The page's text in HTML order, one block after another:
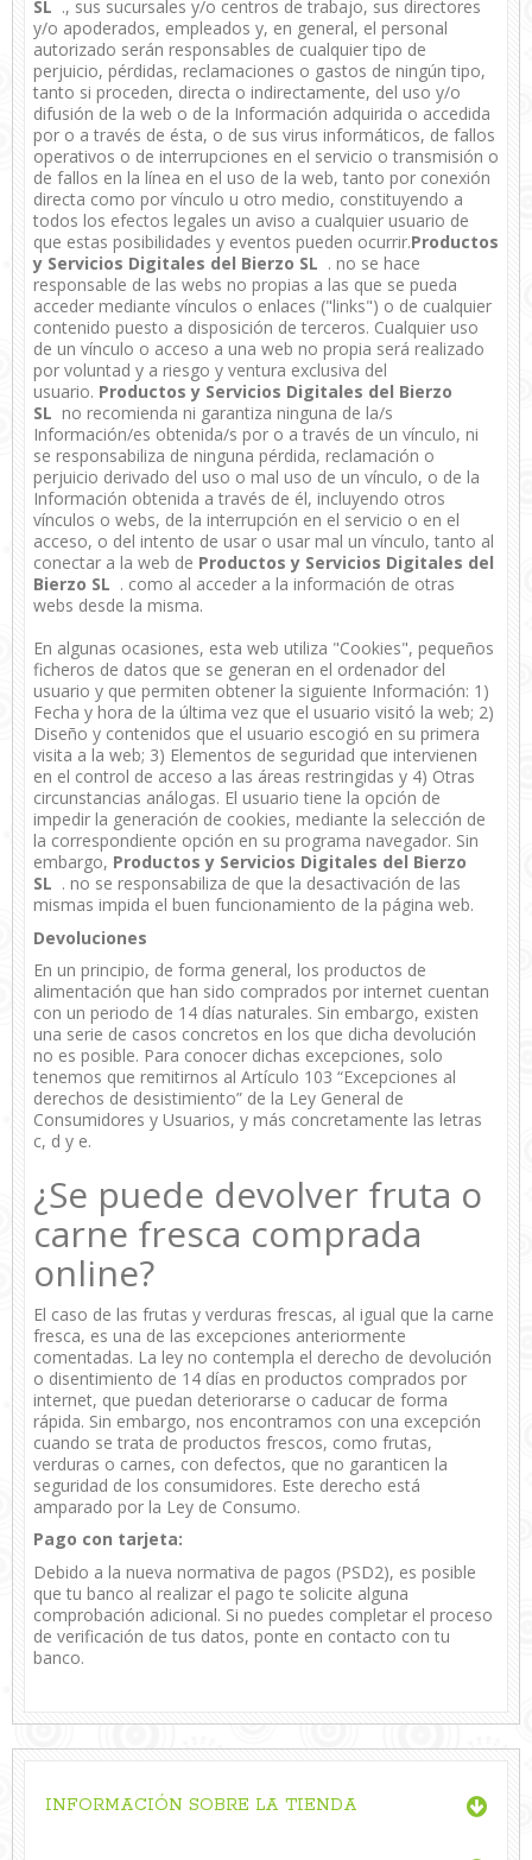
SL ., sus sucursales y/o centros de trabajo, sus directores
y/o apoderados, empleados y, en general, el personal
autorizado serán responsables de cualquier tipo de
perjuicio, pérdidas, reclamaciones o gastos de ningún tipo,
tanto si proceden, directa o indirectamente, del uso y/o
difusión de la web o de la Información adquirida o accedida
por o a través de ésta, o de sus virus informáticos, de fallos
operativos o de interrupciones en el servicio o transmisión o
de fallos en la línea en el uso de la web, tanto por conexión
directa como por vínculo u otro medio, constituyendo a
todos los efectos legales un aviso a cualquier usuario de
que estas posibilidades y eventos pueden ocurrir.Productos
y Servicios Digitales del Bierzo SL . no se hace
responsable de las webs no propias a las que se pueda
acceder mediante vínculos o enlaces ("links") o de cualquier
contenido puesto a disposición de terceros. Cualquier uso
de un vínculo o acceso a una web no propia será realizado
por voluntad y a riesgo y ventura exclusiva del
usuario. Productos y Servicios Digitales del Bierzo
SL no recomienda ni garantiza ninguna de la/s
Información/es obtenida/s por o a través de un vínculo, ni
se responsabiliza de ninguna pérdida, reclamación o
perjuicio derivado del uso o mal uso de un vínculo, o de la
Información obtenida a través de él, incluyendo otros
vínculos o webs, de la interrupción en el servicio o en el
acceso, o del intento de usar o usar mal un vínculo, tanto al
conectar a la web de Productos y Servicios Digitales del
Bierzo SL . como al acceder a la información de otras
webs desde la misma.
En algunas ocasiones, esta web utiliza "Cookies", pequeños
ficheros de datos que se generan en el ordenador del
usuario y que permiten obtener la siguiente Información: 1)
Fecha y hora de la última vez que el usuario visitó la web; 2)
Diseño y contenidos que el usuario escogió en su primera
visita a la web; 3) Elementos de seguridad que intervienen
en el control de acceso a las áreas restringidas y 4) Otras
circunstancias análogas. El usuario tiene la opción de
impedir la generación de cookies, mediante la selección de
la correspondiente opción en su programa navegador. Sin
embargo, Productos y Servicios Digitales del Bierzo
SL . no se responsabiliza de que la desactivación de las
mismas impida el buen funcionamiento de la página web.
Devoluciones
En un principio, de forma general, los productos de
alimentación que han sido comprados por internet cuentan
con un periodo de 14 días naturales. Sin embargo, existen
una serie de casos concretos en los que dicha devolución
no es posible. Para conocer dichas excepciones, solo
tenemos que remitirnos al Artículo 103 “Excepciones al
derechos de desistimiento” de la Ley General de
Consumidores y Usuarios, y más concretamente las letras
c, d y e.
¿Se puede devolver fruta o
carne fresca comprada
online?
El caso de las frutas y verduras frescas, al igual que la carne
fresca, es una de las excepciones anteriormente
comentadas. La ley no contempla el derecho de devolución
o disentimiento de 14 días en productos comprados por
internet, que puedan deteriorarse o caducar de forma
rápida. Sin embargo, nos encontramos con una excepción
cuando se trata de productos frescos, como frutas,
verduras o carnes, con defectos, que no garanticen la
seguridad de los consumidores. Este derecho está
amparado por la Ley de Consumo.
Pago con tarjeta:
Debido a la nueva normativa de pagos (PSD2), es posible
que tu banco al realizar el pago te solicite alguna
comprobación adicional. Si no puedes completar el proceso
de verificación de tus datos, ponte en contacto con tu
banco.
INFORMACIÓN SOBRE LA TIENDA